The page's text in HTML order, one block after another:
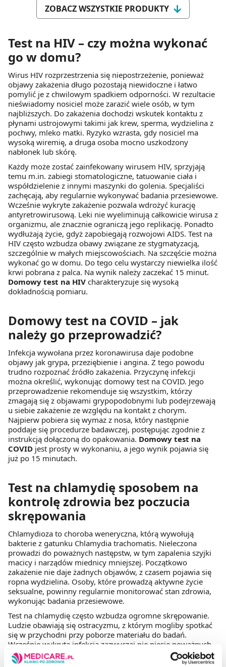
ZOBACZ WSZYSTKIE PRODUKTY
Test na HIV – czy można wykonać
go w domu?
Wirus HIV rozprzestrzenia się niepostrzeżenie, ponieważ
objawy zakażenia długo pozostają niewidoczne i łatwo
pomylić je z chwilowym spadkiem odporności. W rezultacie
nieświadomy nosiciel może zarazić wiele osób, w tym
najbliższych. Do zakażenia dochodzi wskutek kontaktu z
płynami ustrojowymi takimi jak krew, sperma, wydzielina z
pochwy, mleko matki. Ryzyko wzrasta, gdy nosiciel ma
wysoką wiremię, a druga osoba mocno uszkodzony
nabłonek lub skórę.
Każdy może zostać zainfekowany wirusem HIV, sprzyjają
temu m.in. zabiegi stomatologiczne, tatuowanie ciała i
współdzielenie z innymi maszynki do golenia. Specjaliści
zachęcają, aby regularnie wykonywać badania przesiewowe.
Wcześnie wykryte zakażenie pozwala wdrożyć kurację
antyretrowirusową. Leki nie wyeliminują całkowicie wirusa z
organizmu, ale znacznie ograniczą jego replikację. Ponadto
wydłużają życie, gdyż zapobiegają rozwojowi AIDS. Test na
HIV często wzbudza obawy związane ze stygmatyzacją,
szczególnie w małych miejscowościach. Na szczęście można
wykonać go w domu. Do tego celu wystarczy niewielka ilość
krwi pobrana z palca. Na wynik należy zaczekać 15 minut.
Domowy test na HIV charakteryzuje się wysoką
dokładnością pomiaru.
Domowy test na COVID – jak
należy go przeprowadzić?
Infekcja wywołana przez koronawirusa daje podobne
objawy jak grypa, przeziębienie i angina. Z tego powodu
trudno rozpoznać źródło zakażenia. Przyczynę infekcji
można określić, wykonując domowy test na COVID. Jego
przeprowadzenie rekomenduje się wszystkim, którzy
zmagają się z objawami grypopodobnymi lub podejrzewają
u siebie zakażenie ze względu na kontakt z chorym.
Najpierw pobiera się wymaz z nosa, który następnie
poddaje się procedurze badawczej, postępując zgodnie z
instrukcją dołączoną do opakowania. Domowy test na
COVID jest prosty w wykonaniu, a jego wynik pojawia się
już po 15 minutach.
Test na chlamydię sposobem na
kontrolę zdrowia bez poczucia
skrępowania
Chlamydioza to choroba weneryczna, którą wywołują
bakterie z gatunku Chlamydia trachomatis. Nieleczona
prowadzi do poważnych następstw, w tym zapalenia szyjki
macicy i narządów miednicy mniejszej. Początkowo
zakażenie nie daje żadnych objawów, z czasem pojawia się
ropna wydzielina. Osoby, które prowadzą aktywne życie
seksualne, powinny regularnie monitorować stan zdrowia,
wykonując badania przesiewowe.
Test na chlamydię często wzbudza ogromne skrępowanie.
Ludzie obawiają się ostracyzmu, z którym mogliby spotkać
się w przychodni przy poborze materiału do badań.
Wcześnie wykryta infekcja zazwyczaj nie niesie poważnych
konsekwencji. Lekarz przepisuje antybiotyki, które
przyczyniają się do eradykacji bakterii Chlamydia